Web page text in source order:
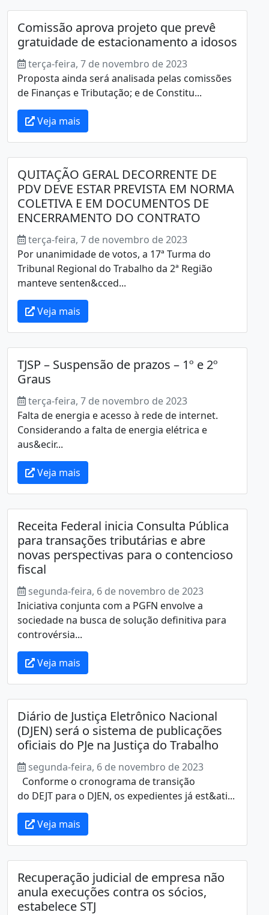
Comissão aprova projeto que prevê
gratuidade de estacionamento a idosos
terça-feira, 7 de novembro de 2023
Proposta ainda será analisada pelas comissões
de Finanças e Tributação; e de Constitu...
Veja mais
QUITAÇÃO GERAL DECORRENTE DE
PDV DEVE ESTAR PREVISTA EM NORMA
COLETIVA E EM DOCUMENTOS DE
ENCERRAMENTO DO CONTRATO
terça-feira, 7 de novembro de 2023
Por unanimidade de votos, a 17ª Turma do
Tribunal Regional do Trabalho da 2ª Região
manteve senten&cced...
Veja mais
TJSP – Suspensão de prazos – 1º e 2º
Graus
terça-feira, 7 de novembro de 2023
Falta de energia e acesso à rede de internet.
Considerando a falta de energia elétrica e
aus&ecir...
Veja mais
Receita Federal inicia Consulta Pública
para transações tributárias e abre
novas perspectivas para o contencioso
fiscal
segunda-feira, 6 de novembro de 2023
Iniciativa conjunta com a PGFN envolve a
sociedade na busca de solução definitiva para
controvérsia...
Veja mais
Diário de Justiça Eletrônico Nacional
(DJEN) será o sistema de publicações
oficiais do PJe na Justiça do Trabalho
segunda-feira, 6 de novembro de 2023
Conforme o cronograma de transição
do DEJT para o DJEN, os expedientes já est&ati...
Veja mais
Recuperação judicial de empresa não
anula execuções contra os sócios,
estabelece STJ